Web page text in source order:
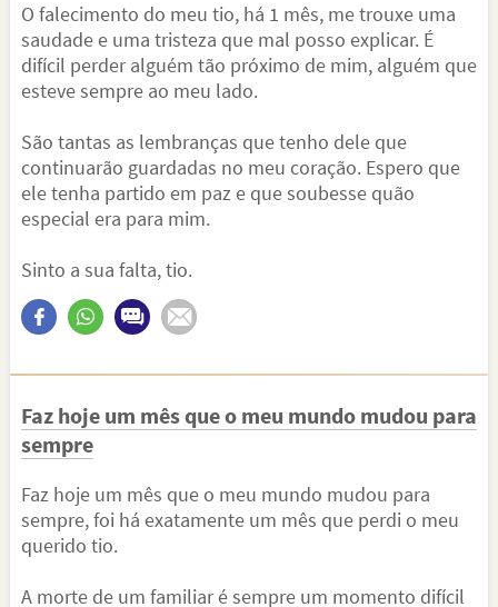
O falecimento do meu tio, há 1 mês, me trouxe uma
saudade e uma tristeza que mal posso explicar. É
difícil perder alguém tão próximo de mim, alguém que
esteve sempre ao meu lado.
São tantas as lembranças que tenho dele que
continuarão guardadas no meu coração. Espero que
ele tenha partido em paz e que soubesse quão
especial era para mim.
Sinto a sua falta, tio.
Faz hoje um mês que o meu mundo mudou para
sempre
Faz hoje um mês que o meu mundo mudou para
sempre, foi há exatamente um mês que perdi o meu
querido tio.
A morte de um familiar é sempre um momento difícil